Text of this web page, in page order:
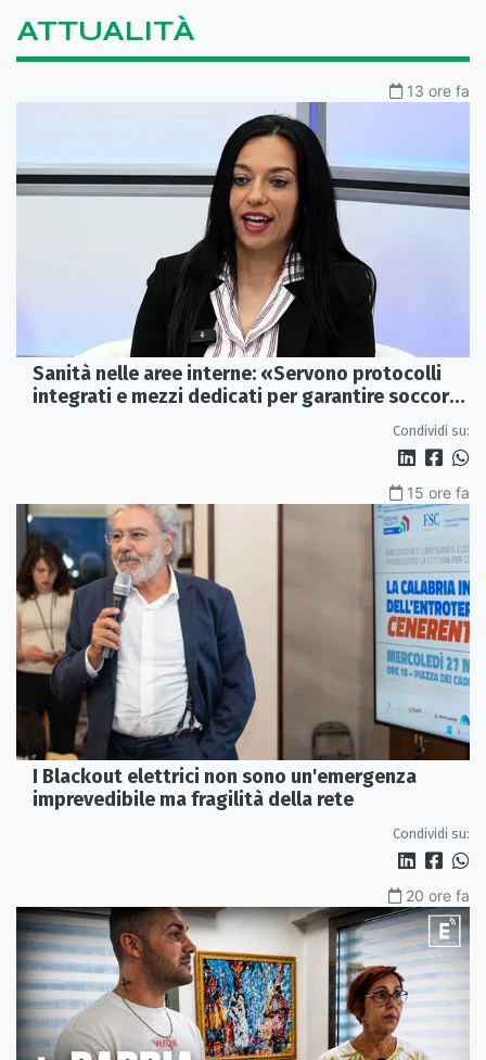
ATTUALITÀ
13 ore fa
Sanità nelle aree interne: «Servono protocolli
integrati e mezzi dedicati per garantire soccorsi
Condividi su:
15 ore fa
I Blackout elettrici non sono un'emergenza
imprevedibile ma fragilità della rete
Condividi su:
20 ore fa